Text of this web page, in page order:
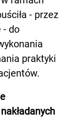
- przez
- do
praktyki